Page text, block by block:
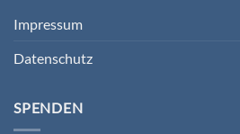
Impressum
Datenschutz
SPENDEN